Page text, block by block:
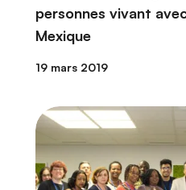
personnes vivant
Mexique
19 mars 2019